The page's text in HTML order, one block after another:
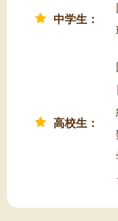
中学生：
高校生：